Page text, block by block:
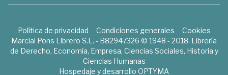
Política de privacidad Condiciones generales
Cookies
Marcial Pons Librero S.L. - B82947326 © 1948 - 2018. Librería
de Derecho, Economía, Empresa, Ciencias Sociales, Historia y
Ciencias Humanas
Hospedaje y desarrollo OPTYMA